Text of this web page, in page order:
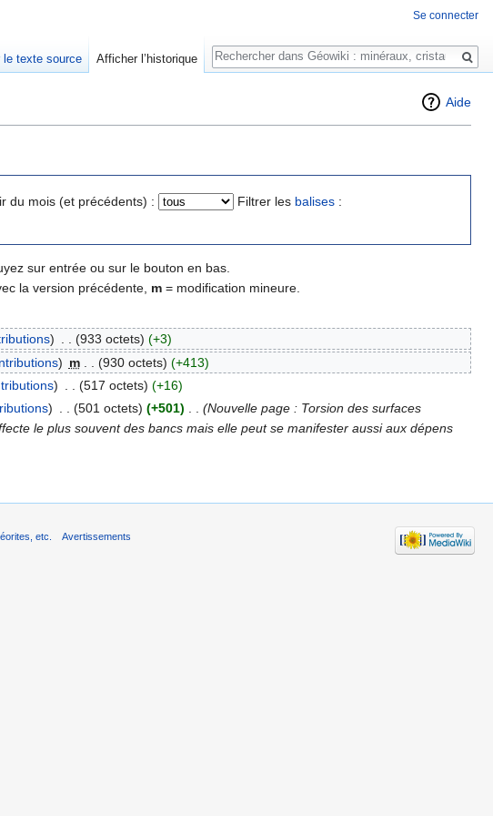
Aide
du mois (et précédents) : Filtrer les balises :
sur entrée ou sur le bouton en bas.
la version précédente, m = modification mineure.
) (933 octets) (+3)
) m (930 octets) (+413)
) (517 octets) (+16)
) . . (501 octets) (+501) . . (Nouvelle page : Torsion des surfaces
le plus souvent des bancs mais elle peut se manifester aussi aux dépens
Se connecter
le texte source Afficher l’historique
Rechercher
etc. Avertissements